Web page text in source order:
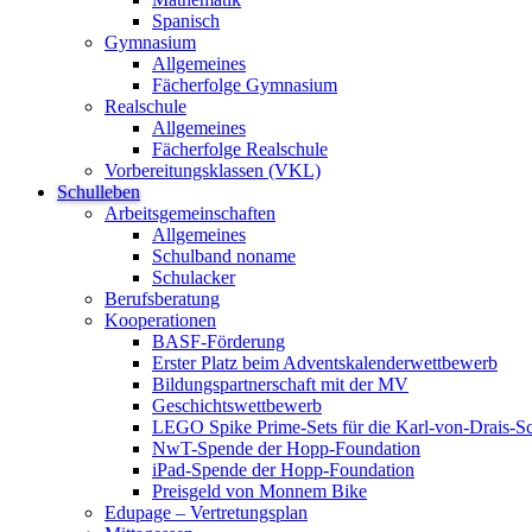
Spanisch
Gymnasium
Allgemeines
Fächerfolge Gymnasium
Realschule
Allgemeines
Fächerfolge Realschule
Vorbereitungsklassen (VKL)
Schulleben
Arbeitsgemeinschaften
Allgemeines
Schulband noname
Schulacker
Berufsberatung
Kooperationen
BASF-Förderung
Erster Platz beim Adventskalenderwettbewerb
Bildungspartnerschaft mit der MV
Geschichtswettbewerb
LEGO Spike Prime-Sets für die Karl-von-Drais-
NwT-Spende der Hopp-Foundation
iPad-Spende der Hopp-Foundation
Preisgeld von Monnem Bike
Edupage – Vertretungsplan